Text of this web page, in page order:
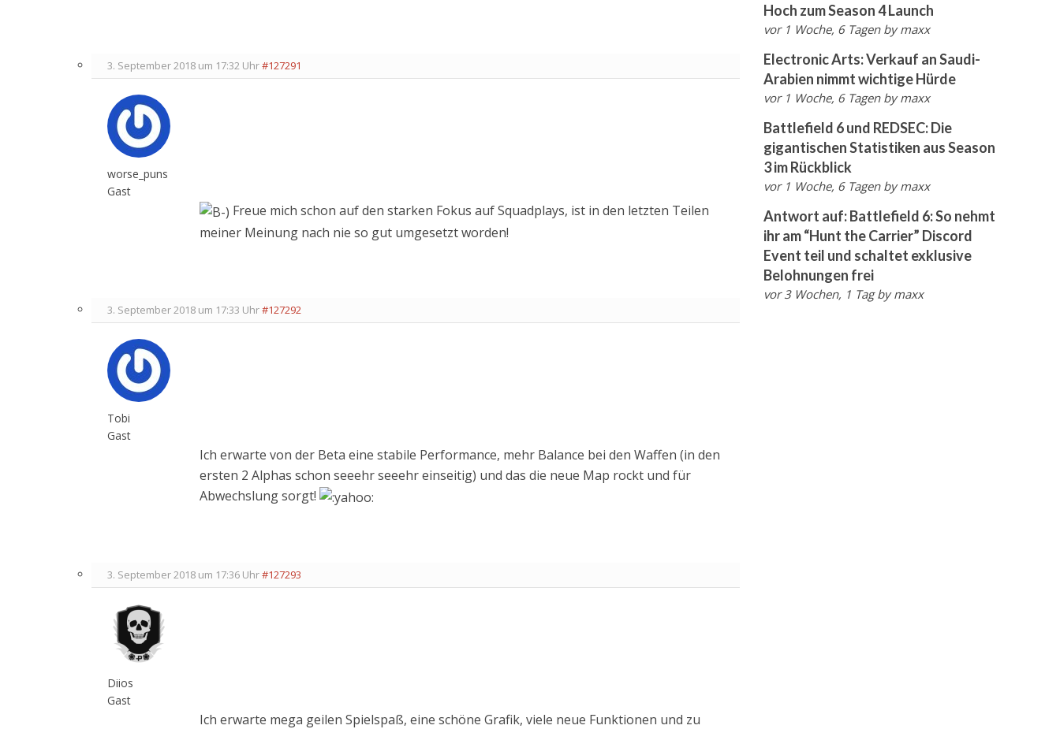
3. September 2018 um 17:32 Uhr#127291
worse_puns
Gast
Freue mich schon auf den starken Fokus auf Squadplays, ist in den letzten Teilen
meiner Meinung nach nie so gut umgesetzt worden!
3. September 2018 um 17:33 Uhr#127292
Tobi
Gast
Ich erwarte von der Beta eine stabile Performance, mehr Balance bei den Waffen (in den
ersten 2 Alphas schon seeehr seeehr einseitig) und das die neue Map rockt und für
Abwechslung sorgt!
3. September 2018 um 17:36 Uhr#127293
Diios
Gast
Ich erwarte mega geilen Spielspaß, eine schöne Grafik, viele neue Funktionen und zu
Hoch zum Season 4 Launch
vor 1 Woche, 6 Tagen bymaxx
Electronic Arts: Verkauf an Saudi-
Arabien nimmt wichtige Hürde
vor 1 Woche, 6 Tagen bymaxx
Battlefield 6 und REDSEC: Die
gigantischen Statistiken aus Season
3 im Rückblick
vor 1 Woche, 6 Tagen bymaxx
Antwort auf: Battlefield 6: So nehmt
ihr am “Hunt the Carrier” Discord
Event teil und schaltet exklusive
Belohnungen frei
vor 3 Wochen, 1 Tag bymaxx